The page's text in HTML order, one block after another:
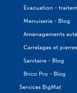
Évacuation -
Menuiserie - Blog
Aménagements
Carrelages et
Sanitaire - Blog
Brico Pro - Blog
Services BigMat